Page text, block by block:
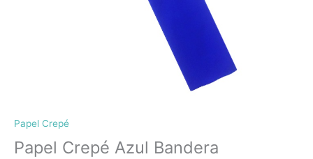
Papel Crepé
Papel Crepé Azul Bandera